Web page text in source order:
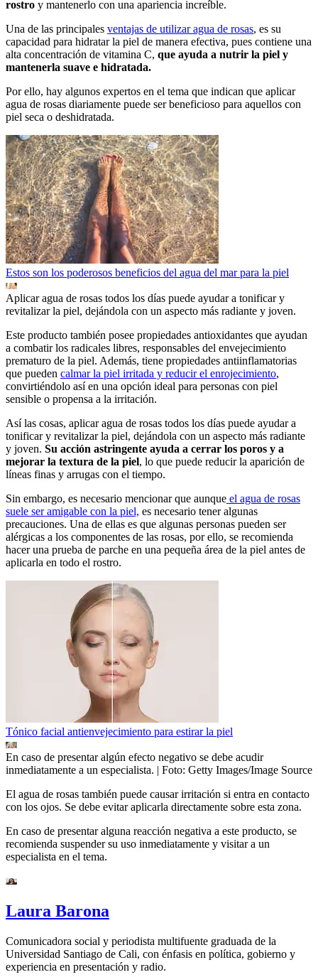
rostro y mantenerlo con una apariencia increíble.
Una de las principales ventajas de utilizar agua de rosas, es su
capacidad para hidratar la piel de manera efectiva, pues contiene una
alta concentración de vitamina C, que ayuda a nutrir la piel y
mantenerla suave e hidratada.
Por ello, hay algunos expertos en el tema que indican que aplicar
agua de rosas diariamente puede ser beneficioso para aquellos con
piel seca o deshidratada.
Estos son los poderosos beneficios del agua del mar para la piel
Aplicar agua de rosas todos los días puede ayudar a tonificar y
revitalizar la piel, dejándola con un aspecto más radiante y joven.
Este producto también posee propiedades antioxidantes que ayudan
a combatir los radicales libres, responsables del envejecimiento
prematuro de la piel. Además, tiene propiedades antiinflamatorias
que pueden calmar la piel irritada y reducir el enrojecimiento,
convirtiéndolo así en una opción ideal para personas con piel
sensible o propensa a la irritación.
Así las cosas, aplicar agua de rosas todos los días puede ayudar a
tonificar y revitalizar la piel, dejándola con un aspecto más radiante
y joven. Su acción astringente ayuda a cerrar los poros y a
mejorar la textura de la piel, lo que puede reducir la aparición de
líneas finas y arrugas con el tiempo.
Sin embargo, es necesario mencionar que aunque el agua de rosas
suele ser amigable con la piel, es necesario tener algunas
precauciones. Una de ellas es que algunas personas pueden ser
alérgicas a los componentes de las rosas, por ello, se recomienda
hacer una prueba de parche en una pequeña área de la piel antes de
aplicarla en todo el rostro.
Tónico facial antienvejecimiento para estirar la piel
En caso de presentar algún efecto negativo se debe acudir
inmediatamente a un especialista. | Foto: Getty Images/Image Source
El agua de rosas también puede causar irritación si entra en contacto
con los ojos. Se debe evitar aplicarla directamente sobre esta zona.
En caso de presentar alguna reacción negativa a este producto, se
recomienda suspender su uso inmediatamente y visitar a un
especialista en el tema.
Laura Barona
Comunicadora social y periodista multifuente graduada de la
Universidad Santiago de Cali, con énfasis en política, gobierno y
experiencia en presentación y radio.